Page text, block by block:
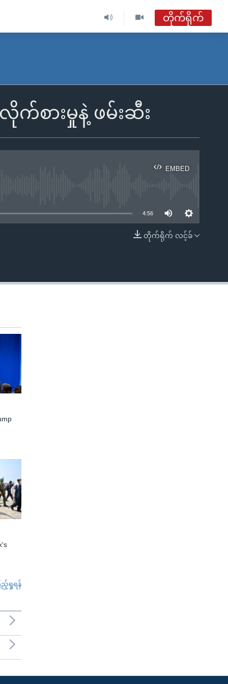
တိုက်ရိုက်
အစီအစဉ်များ
ရေဒီယိုတိုက်ရိုက်နားဆင်ရန်
စားမှုနဲ့ ဖမ်းဆီး
EMBED
EMBED
4:56
တိုက်ရိုက် လင့်ခ်
ည့်ရှုရန်